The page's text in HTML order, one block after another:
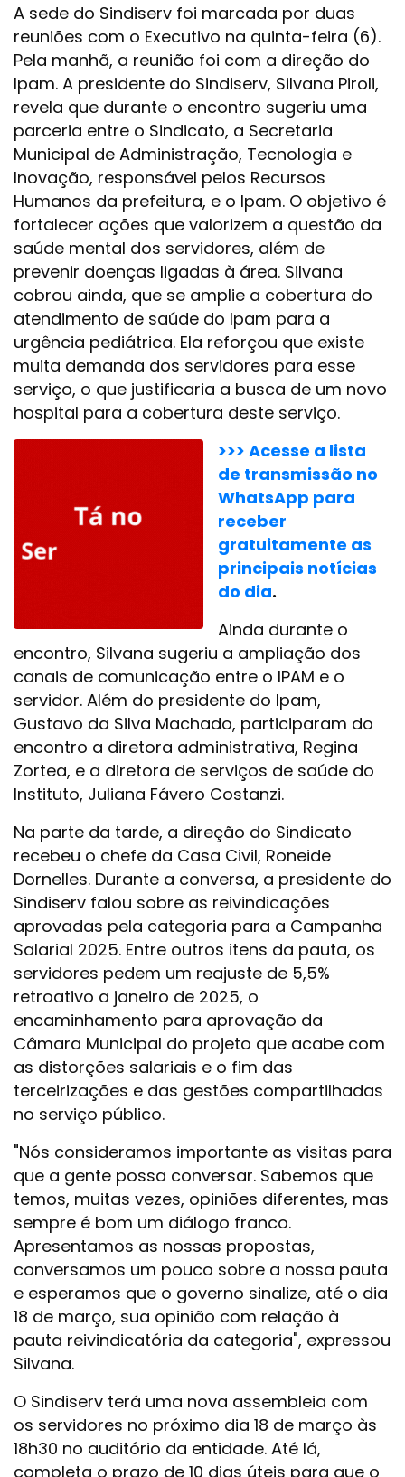
A sede do Sindiserv foi marcada por duas
reuniões com o Executivo na quinta-feira (6).
Pela manhã, a reunião foi com a direção do
Ipam. A presidente do Sindiserv, Silvana Piroli,
revela que durante o encontro sugeriu uma
parceria entre o Sindicato, a Secretaria
Municipal de Administração, Tecnologia e
Inovação, responsável pelos Recursos
Humanos da prefeitura, e o Ipam. O objetivo é
fortalecer ações que valorizem a questão da
saúde mental dos servidores, além de
prevenir doenças ligadas à área. Silvana
cobrou ainda, que se amplie a cobertura do
atendimento de saúde do Ipam para a
urgência pediátrica. Ela reforçou que existe
muita demanda dos servidores para esse
serviço, o que justificaria a busca de um novo
hospital para a cobertura deste serviço.
>>> Acesse a lista
de transmissão no
WhatsApp para
receber
gratuitamente as
principais notícias
do dia.
Ainda durante o
encontro, Silvana sugeriu a ampliação dos
canais de comunicação entre o IPAM e o
servidor. Além do presidente do Ipam,
Gustavo da Silva Machado, participaram do
encontro a diretora administrativa, Regina
Zortea, e a diretora de serviços de saúde do
Instituto, Juliana Fávero Costanzi.
Na parte da tarde, a direção do Sindicato
recebeu o chefe da Casa Civil, Roneide
Dornelles. Durante a conversa, a presidente do
Sindiserv falou sobre as reivindicações
aprovadas pela categoria para a Campanha
Salarial 2025. Entre outros itens da pauta, os
servidores pedem um reajuste de 5,5%
retroativo a janeiro de 2025, o
encaminhamento para aprovação da
Câmara Municipal do projeto que acabe com
as distorções salariais e o fim das
terceirizações e das gestões compartilhadas
no serviço público.
"Nós consideramos importante as visitas para
que a gente possa conversar. Sabemos que
temos, muitas vezes, opiniões diferentes, mas
sempre é bom um diálogo franco.
Apresentamos as nossas propostas,
conversamos um pouco sobre a nossa pauta
e esperamos que o governo sinalize, até o dia
18 de março, sua opinião com relação à
pauta reivindicatória da categoria", expressou
Silvana.
O Sindiserv terá uma nova assembleia com
os servidores no próximo dia 18 de março às
18h30 no auditório da entidade. Até lá,
completa o prazo de 10 dias úteis para que o